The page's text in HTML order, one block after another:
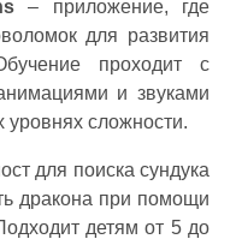
– приложение, где
для развития
проходит с
и звуками
сложности.
для поиска сундука
дракона при помощи
детям от 5 до